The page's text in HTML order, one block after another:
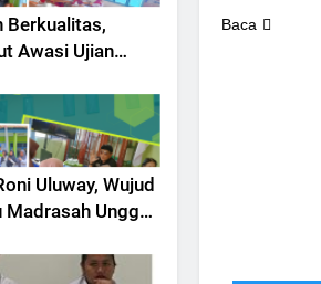
Berkualitas,
Awasi Ujian
Uluway, Wujud
Unggul
Baca